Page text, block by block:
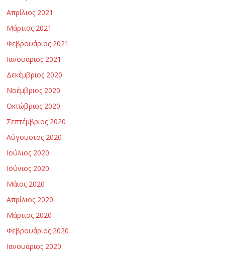
Απρίλιος 2021
Μάρτιος 2021
Φεβρουάριος 2021
Ιανουάριος 2021
Δεκέμβριος 2020
Νοέμβριος 2020
Οκτώβριος 2020
Σεπτέμβριος 2020
Αύγουστος 2020
Ιούλιος 2020
Ιούνιος 2020
Μάιος 2020
Απρίλιος 2020
Μάρτιος 2020
Φεβρουάριος 2020
Ιανουάριος 2020